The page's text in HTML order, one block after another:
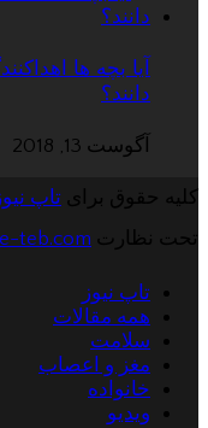
آیا بچه ها
دانند؟
آگوست 13, 2018
کلیه حقوق برای تاپ نیوز
تحت نظارت e-teb.com
تاپ نیوز
همه مقالات
سلامت
مغز و اعصاب
خانواده
ویدیو